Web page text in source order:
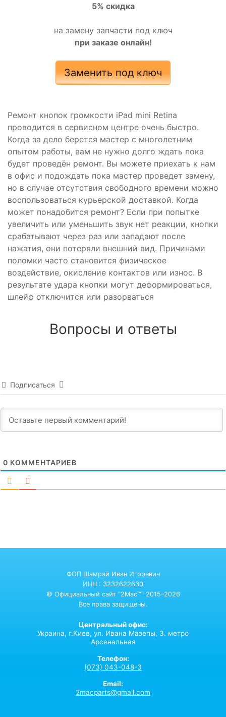
5% скидка
на замену запчасти под ключ
при заказе онлайн!
Заменить под ключ
Ремонт кнопок громкости iPad mini Retina
проводится в сервисном центре очень быстро.
Когда за дело берется мастер с многолетним
опытом работы, вам не нужно долго ждать пока
будет проведён ремонт. Вы можете приехать к нам
в офис и подождать пока мастер проведет замену,
но в случае отсутствия свободного времени можно
воспользоваться курьерской доставкой. Когда
может понадобится ремонт? Если при попытке
увеличить или уменьшить звук нет реакции, кнопки
срабатывают через раз или западают после
нажатия, они потеряли внешний вид. Причинами
поломки часто становится физическое
воздействие, окисление контактов или износ. В
результате удара кнопки могут деформироваться,
шлейф отключится или разорваться
Вопросы и ответы
Подписаться
0 КОММЕНТАРИЕВ
ФОП Шамрай Иван Игоревич
ИНН : 3232622630
© Официальный сайт "2Mac™" 2015–2026
Все права защищены.
Центральный офис:
Украина, г.Киев, ул. Ивана Мазепы, 3. метро
Арсенальная
Телефон:
(073) 043-048-3
Email:
2macparts@gmail.com